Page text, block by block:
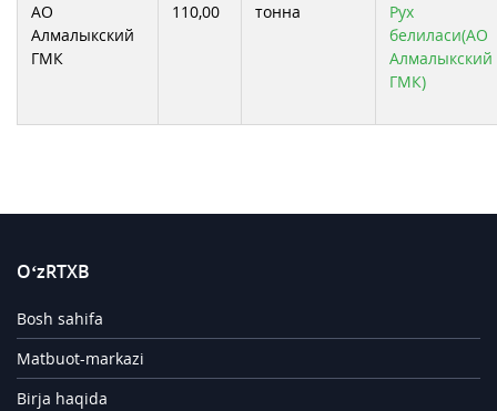
АО
Алмалыкский
ГМК
110,00 тонна
Рух
белиласи(АО
Алмалыкский
ГМК)
O‘zRTXB
Bosh sahifa
Matbuot-markazi
Birja haqida